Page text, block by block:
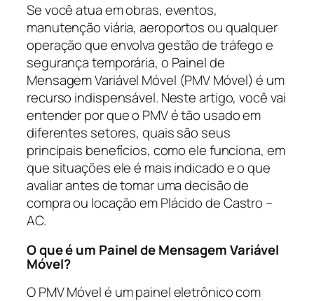
Se você atua em obras, eventos,
manutenção viária, aeroportos ou qualquer
operação que envolva gestão de tráfego e
segurança temporária, o Painel de
Mensagem Variável Móvel (PMV Móvel) é um
recurso indispensável. Neste artigo, você vai
entender por que o PMV é tão usado em
diferentes setores, quais são seus
principais benefícios, como ele funciona, em
que situações ele é mais indicado e o que
avaliar antes de tomar uma decisão de
compra ou locação em Plácido de Castro –
AC.
O que é um Painel de Mensagem Variável
Móvel?
O PMV Móvel é um painel eletrônico com